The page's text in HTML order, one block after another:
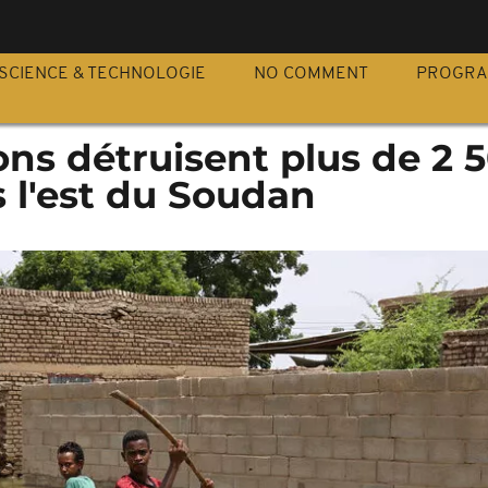
SCIENCE & TECHNOLOGIE NO COMMENT
détruisent plus de 2
l'est du Soudan